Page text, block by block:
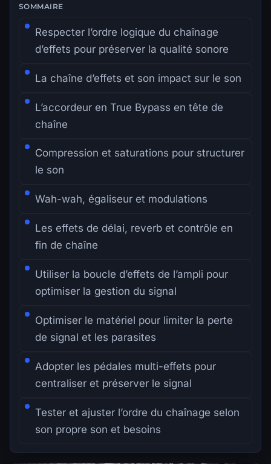
SOMMAIRE
Respecter l’ordre logique du chaînage
d’effets pour préserver la qualité sonore
La chaîne d’effets et son impact sur le son
L’accordeur en True Bypass en tête de
chaîne
Compression et saturations pour structurer
le son
Wah-wah, égaliseur et modulations
Les effets de délai, reverb et contrôle en
fin de chaîne
Utiliser la boucle d’effets de l’ampli pour
optimiser la gestion du signal
Optimiser le matériel pour limiter la perte
de signal et les parasites
Adopter les pédales multi-effets pour
centraliser et préserver le signal
Tester et ajuster l’ordre du chaînage selon
son propre son et besoins